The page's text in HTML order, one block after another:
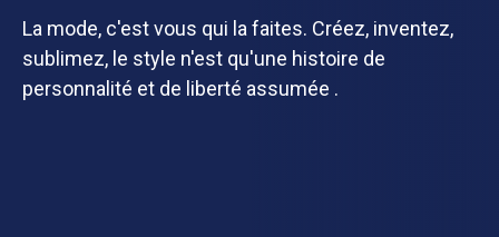
La mode, c'est vous qui la faites. Créez, inventez,
sublimez, le style n'est qu'une histoire de
personnalité et de liberté assumée .